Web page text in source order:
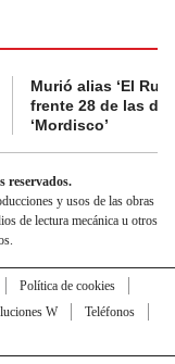
Murió alias ‘El
frente 28 de las
‘Mordisco’
reservados.
y usos de las obras
de lectura mecánica u otros
Política de cookies
W
Teléfonos